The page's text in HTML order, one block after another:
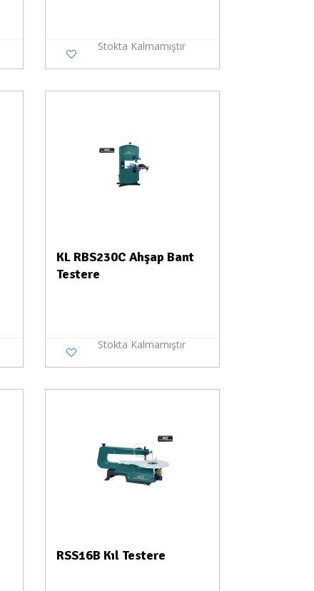
Stokta Kalmamıştır
KL RBS230C Ahşap Bant
Testere
Stokta Kalmamıştır
RSS16B Kıl Testere